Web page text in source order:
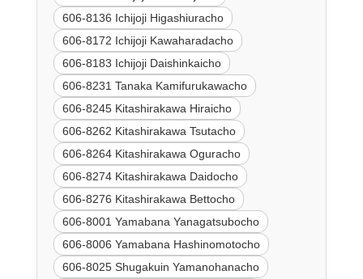
606-8136 Ichijoji Higashiuracho
606-8172 Ichijoji Kawaharadacho
606-8183 Ichijoji Daishinkaicho
606-8231 Tanaka Kamifurukawacho
606-8245 Kitashirakawa Hiraicho
606-8262 Kitashirakawa Tsutacho
606-8264 Kitashirakawa Oguracho
606-8274 Kitashirakawa Daidocho
606-8276 Kitashirakawa Bettocho
606-8001 Yamabana Yanagatsubocho
606-8006 Yamabana Hashinomotocho
606-8025 Shugakuin Yamanohanacho